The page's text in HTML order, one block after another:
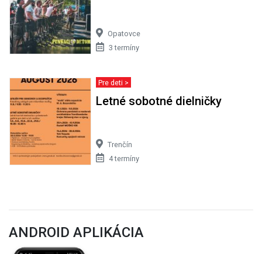
Opatovce
3 termíny
Pre deti >
Letné sobotné dielničky
Trenčín
4 termíny
ANDROID APLIKÁCIA